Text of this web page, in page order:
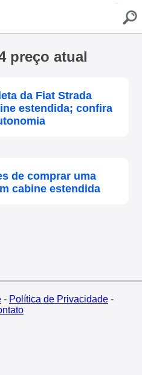
preço atual
da Fiat Strada
estendida; confira
de comprar uma
cabine estendida
- Política de Privacidade-